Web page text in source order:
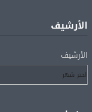
لإتمام انتقاله إلى طرابزون
الأرشيف
الأرشيف